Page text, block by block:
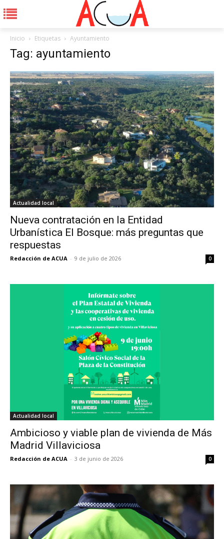
Inicio Etiquetas Ayuntamiento
Tag: ayuntamiento
Actualidad local
Nueva contratación en la Entidad
Urbanística El Bosque: más preguntas que
respuestas
Redacción de ACUA - 9 de julio de 2026 0
Actualidad local
Ambicioso y viable plan de vivienda de Más
Madrid Villaviciosa
Redacción de ACUA - 3 de junio de 2026 0